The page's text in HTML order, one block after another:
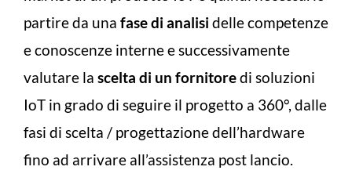
partire da una fase di analisi delle competenze
e conoscenze interne e successivamente
valutare la scelta di un fornitoredi soluzioni
IoT in grado di seguire il progetto a 360°, dalle
fasi di scelta / progettazione dell’hardware
fino ad arrivare all’assistenza post lancio.